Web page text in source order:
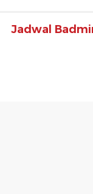
Jadwal